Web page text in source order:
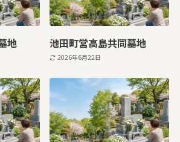
地 池田町営高島共同墓地
2026年6月22日